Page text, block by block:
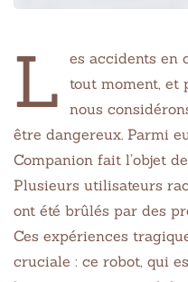
L
es accidents en
tout moment, et
nous
être dangereux. Parmi
Companion fait l’objet
Plusieurs utilisateurs
ont été brûlés par des
Ces expériences
cruciale : ce robot, qui